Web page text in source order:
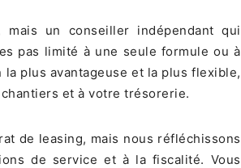
mais un conseiller indépendant qui
pas limité à une seule formule ou à
plus avantageuse et la plus flexible,
et à votre trésorerie.
de leasing, mais nous réfléchissons
de service et à la fiscalité. Vous